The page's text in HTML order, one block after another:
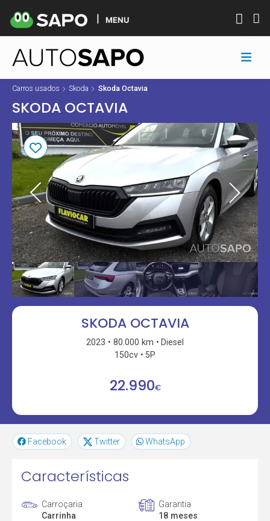
MENU
Carros usados Skoda Skoda Octavia
SKODA OCTAVIA
SKODA OCTAVIA
2023 80.000 km
Diesel
150cv
5P
22.990€
Facebook Twitter WhatsApp
Características
Carroçaria
Carrinha
Garantia
18 meses